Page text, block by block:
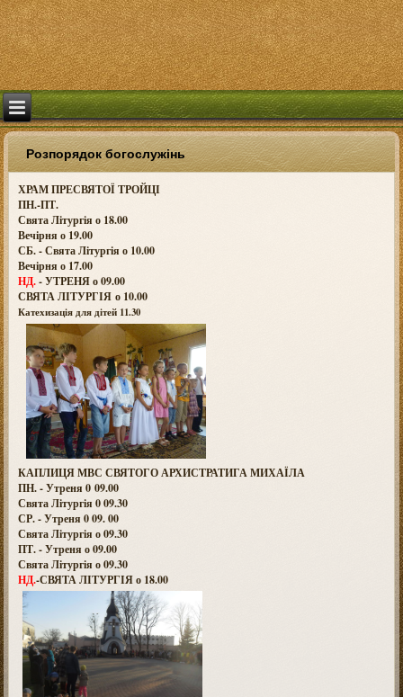
Розпорядок богослужінь
ХРАМ ПРЕСВЯТОЇ ТРОЙЦІ
ПН.-ПТ.
Свята Літургія о 18.00
Вечірня о 19.00
СБ. - Свята Літургія о 10.00
Вечірня о 17.00
НД.- УТРЕНЯ о 09.00
СВЯТА ЛІТУРГІЯ о 10.00
Катехизація для дітей 11.30
КАПЛИЦЯ МВС СВЯТОГО АРХИСТРАТИГА МИХАЇЛА
ПН. - Утреня 0 09.00
Свята Літургія 0 09.30
СР. - Утреня 0 09. 00
Свята Літургія о 09.30
ПТ. - Утреня о 09.00
Свята Літургія о 09.30
НД.-СВЯТА ЛІТУРГІЯ о 18.00